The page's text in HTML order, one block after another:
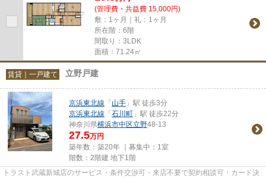
(管理費・共益費 15,000円)
敷：1ヶ月｜礼：1ヶ月
所在階：6階
間取り：3LDK
面積：71.24㎡
賃貸｜一戸建て 立野戸建
京浜東北線 「山手 」駅 徒歩3分
京浜東北線 「石川町 」駅 徒歩22分
神奈川県横浜市中区立野48-13
27.5万円
築年数：築20年 ｜募集中： 1室
階数：2階建 地下1階
トラスト武蔵新城店のサービス・条件交渉可・来店不要で契約相談可・カード決